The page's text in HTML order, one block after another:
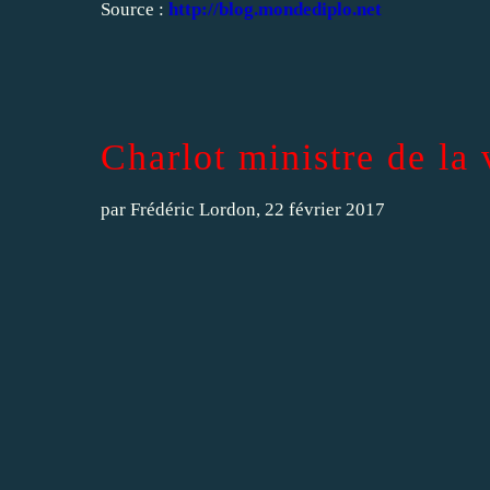
Source : http://blog.mondediplo.net
Charlot ministre de la
par Frédéric Lordon, 22 février 2017